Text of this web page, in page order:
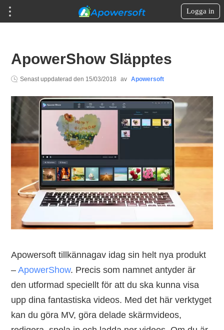
Logga in
ApowerShow Släpptes
Senast uppdaterad den 15/03/2018 av Apowersoft
Apowersoft tillkännagav idag sin helt nya produkt
–ApowerShow. Precis som namnet antyder är
den utformad speciellt för att du ska kunna visa
upp dina fantastiska videos. Med det här verktyget
kan du göra MV, göra delade skärmvideos,